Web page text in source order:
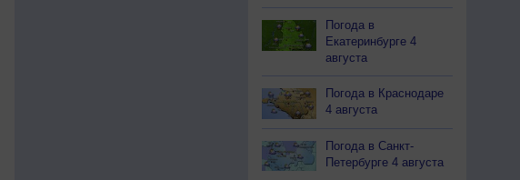
Погода в
Екатеринбурге 4
августа
Погода в Краснодаре
4 августа
Погода в Санкт-
Петербурге 4 августа